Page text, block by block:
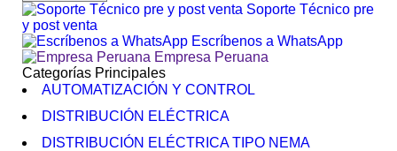
Soporte Técnico pre
y post venta
Escríbenos a WhatsApp
Empresa Peruana
Categorías Principales
AUTOMATIZACIÓN Y CONTROL
DISTRIBUCIÓN ELÉCTRICA
DISTRIBUCIÓN ELÉCTRICA TIPO NEMA